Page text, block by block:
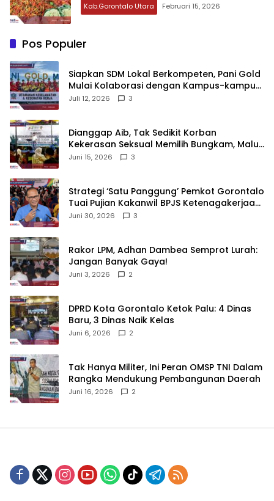
Kab.Gorontalo Utara Februari 15, 2026
Pos Populer
‎Siapkan SDM Lokal Berkompeten, Pani Gold
Mulai Kolaborasi dengan Kampus-kampus
di Gorontalo
Juli 12, 2026 3
‎Dianggap Aib, Tak Sedikit Korban
Kekerasan Seksual Memilih Bungkam, Malu
untuk Melapor!‎
Juni 15, 2026 3
Strategi ‘Satu Panggung’ Pemkot Gorontalo
Tuai Pujian Kakanwil BPJS Ketenagakerjaan
Sulama‎‎
Juni 30, 2026 3
‎Rakor LPM, Adhan Dambea Semprot Lurah:
Jangan Banyak Gaya!‎
Juni 3, 2026 2
‎DPRD Kota Gorontalo Ketok Palu: 4 Dinas
Baru, 3 Dinas Naik Kelas
Juni 6, 2026 2
‎Tak Hanya Militer, Ini Peran OMSP TNI Dalam
Rangka Mendukung Pembangunan Daerah
Juni 16, 2026 2